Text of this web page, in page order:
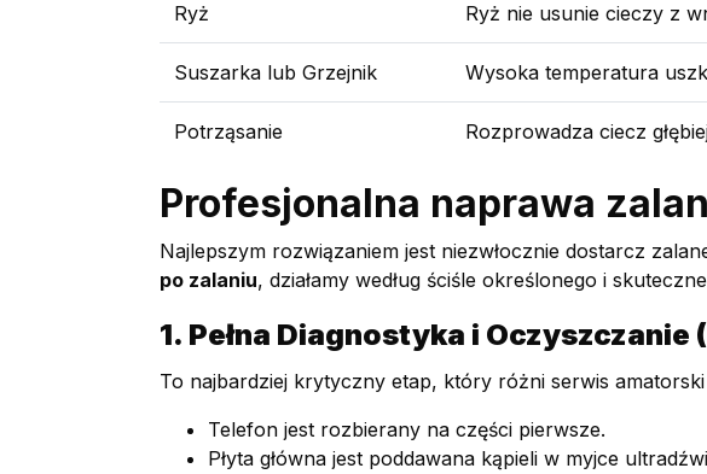
Ryż Ryż nie usunie cieczy z
Suszarka lub Grzejnik Wysoka temperatura
Potrząsanie Rozprowadza ciecz
Profesjonalna naprawa
Najlepszym rozwiązaniem jest niezwłocznie dostarcz
po zalaniu, działamy według ściśle określonego i
1. Pełna Diagnostyka i Oczyszczanie
To najbardziej krytyczny etap, który różni serwis
Telefon jest rozbierany na części pierwsze.
Płyta główna jest poddawana kąpieli w myjce